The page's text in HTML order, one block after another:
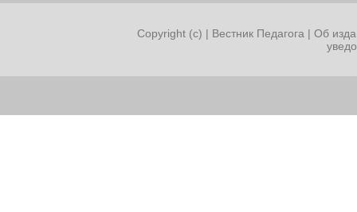
Copyright (c) | Вестник Педагога | Об